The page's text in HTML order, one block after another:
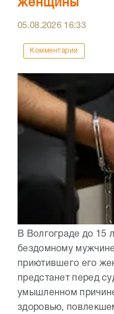
женщины
05.08.2026 16:33
Комментарии
В Волгограде до 15
бездомному
приютившего его
предстанет перед
умышленном
здоровью,